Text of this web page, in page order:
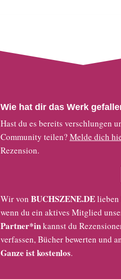
Wie hat dir das Werk
Hast du es bereits verschlungen
Community teilen? Melde dich
Rezension.
Wir von BUCHSZENE.DElieben
wenn du ein aktives Mitglied
Partner*inkannst du
verfassen, Bücher bewerten und
Ganze ist kostenlos.